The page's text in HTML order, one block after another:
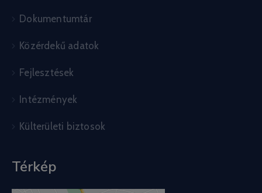
Dokumentumtár
Közérdekű adatok
Fejlesztések
Intézmények
Külterületi biztosok
Térkép